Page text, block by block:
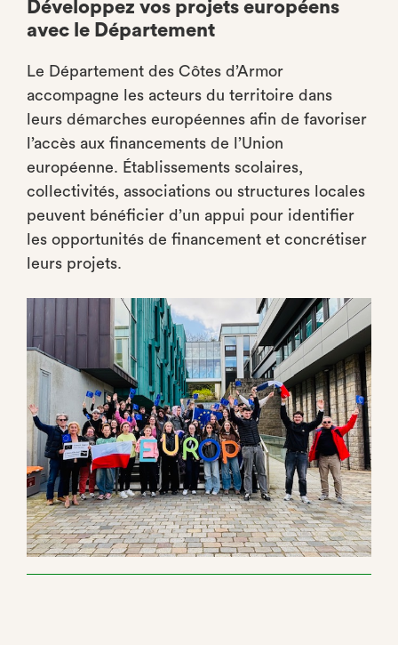
Développez vos projets européens
avec le Département
Le Département des Côtes d’Armor
accompagne les acteurs du territoire dans
leurs démarches européennes afin de favoriser
l’accès aux financements de l’Union
européenne. Établissements scolaires,
collectivités, associations ou structures locales
peuvent bénéficier d’un appui pour identifier
les opportunités de financement et concrétiser
leurs projets.